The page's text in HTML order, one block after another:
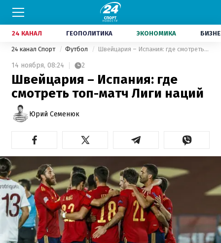
24 КАНАЛ ГЕОПОЛИТИКА ЭКОНОМИКА
24 канал Спорт Футбол Швейцария – Испания: где смотреть топ-матч Лиги наций
14 ноября, 08:24 2
Швейцария – Испания: где
смотреть топ-матч Лиги наций
Юрий Семенюк